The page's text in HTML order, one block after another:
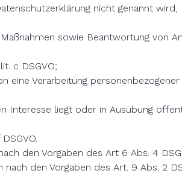
nicht genannt wird,
sowie Beantwortung von
c DSGVO;
eine Verarbeitung
Interesse liegt oder in Ausübung
den Vorgaben des Art 6 Abs. 4
den Vorgaben des Art. 9 Abs. 2